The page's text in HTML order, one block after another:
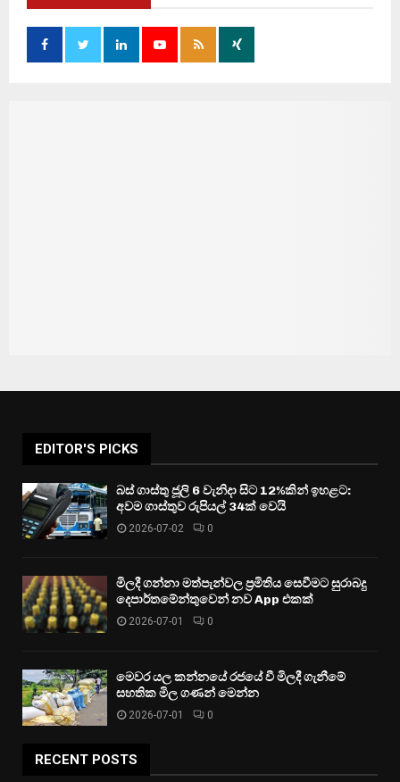
EDITOR'S PICKS
බස් ගාස්තු ජූලි 6 වැනිදා සිට 12%කින් ඉහළට:
අවම ගාස්තුව රුපියල් 34ක් වෙයි
2026-07-02 0
මිලදී ගන්නා මත්පැන්වල ප්‍රමිතිය සෙවීමට සුරාබදු
දෙපාර්තමේන්තුවෙන් නව App එකක්
2026-07-01 0
මෙවර යල කන්නයේ රජයේ වී මිලදී ගැනීමේ
සහතික මිල ගණන් මෙන්න
2026-07-01 0
RECENT POSTS